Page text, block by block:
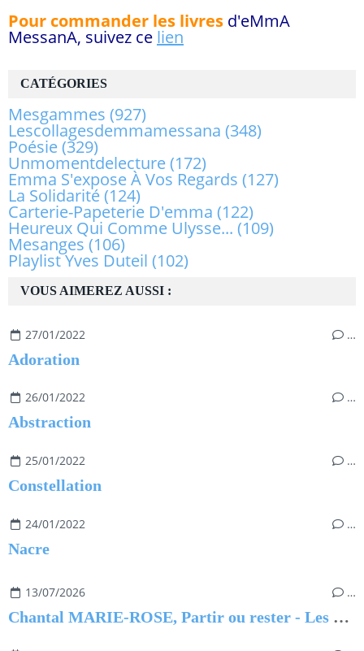
VOUS AIMEREZ AUSSI :
27/01/2022 …
Adoration
26/01/2022 …
Abstraction
25/01/2022 …
Constellation
24/01/2022 …
Nacre
13/07/2026 …
Chantal MARIE-ROSE, Partir ou rester - Les clés pour évoluer professionnellement sans regret
CATÉGORIES
Mesgammes (927)
Lescollagesdemmamessana (348)
Poésie(329)
Unmomentdelecture(172)
Emma S'expose À Vos Regards (127)
La Solidarité(124)
Carterie-Papeterie D'emma (122)
Heureux Qui Comme Ulysse... (109)
Mesanges (106)
Playlist Yves Duteil (102)
Pour commander les livres d'eMmA
MessanA, suivez ce lien